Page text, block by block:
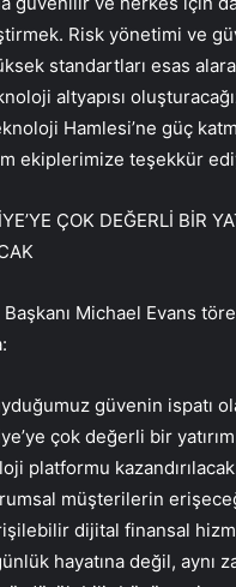
Risk yönetimi ve
standartları esas
altyapısı
Hamlesi’ne güç
ekiplerimize teşekkür
ÇOK DEĞERLİ BİR
Michael Evans
güvenin ispatı
çok değerli bir
platformu
müşterilerin
dijital finansal
hayatına değil, aynı